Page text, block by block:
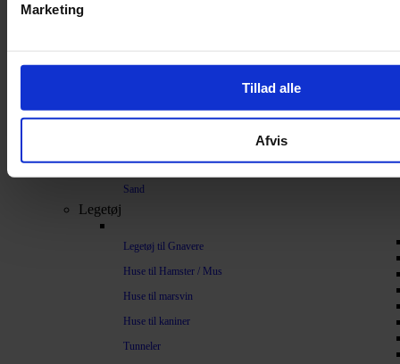
Marketing
Tillad alle
Afvis
Bark
Spelt
Vat
Sand
Legetøj
Legetøj til Gnavere
Huse til Hamster / Mus
Huse til marsvin
Huse til kaniner
Tunneler